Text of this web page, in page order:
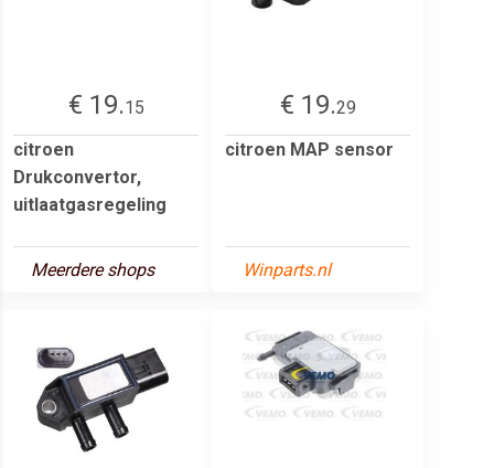
€ 19.15
citroen
Drukconvertor,
uitlaatgasregeling
Meerdere shops
€ 19.29
citroen MAP sensor
Winparts.nl